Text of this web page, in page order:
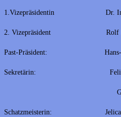
1.Vizepräsidentin Dr.
2. Vizepräsident Rolf
Past-Präsident: Hans-
Sekretärin: Felizia K.-
Gisela
Schatzmeisterin: Jelica